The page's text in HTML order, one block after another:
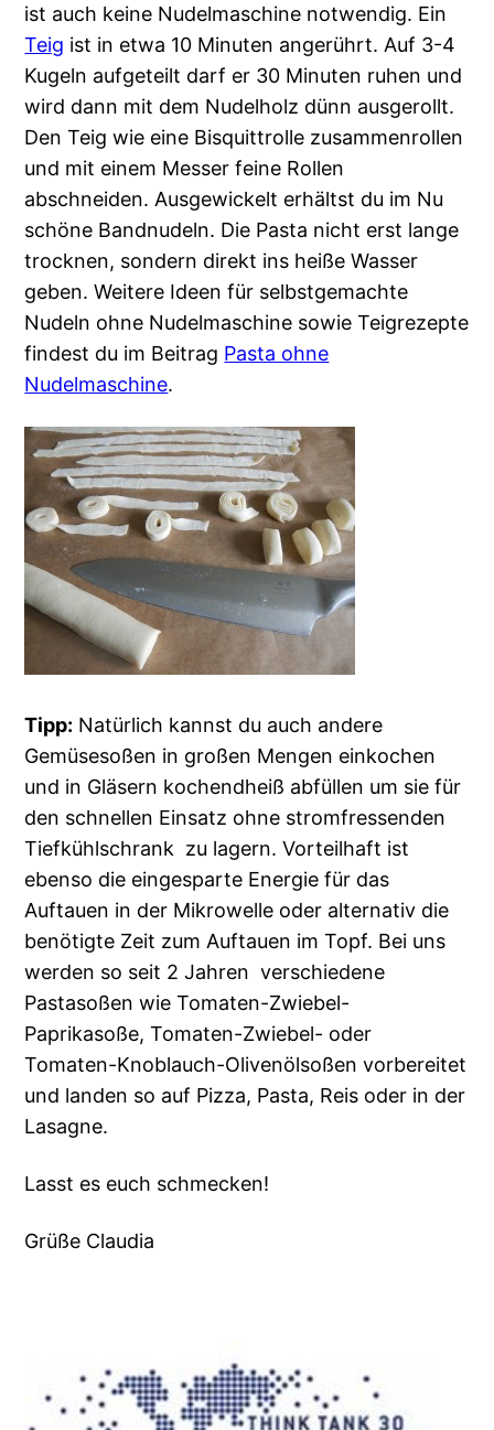
ist auch keine Nudelmaschine notwendig. Ein
Teig ist in etwa 10 Minuten angerührt. Auf 3-4
Kugeln aufgeteilt darf er 30 Minuten ruhen und
wird dann mit dem Nudelholz dünn ausgerollt.
Den Teig wie eine Bisquittrolle zusammenrollen
und mit einem Messer feine Rollen
abschneiden. Ausgewickelt erhältst du im Nu
schöne Bandnudeln. Die Pasta nicht erst lange
trocknen, sondern direkt ins heiße Wasser
geben. Weitere Ideen für selbstgemachte
Nudeln ohne Nudelmaschine sowie Teigrezepte
findest du im Beitrag Pasta ohne
Nudelmaschine.
Tipp: Natürlich kannst du auch andere
Gemüsesoßen in großen Mengen einkochen
und in Gläsern kochendheiß abfüllen um sie für
den schnellen Einsatz ohne stromfressenden
Tiefkühlschrank zu lagern. Vorteilhaft ist
ebenso die eingesparte Energie für das
Auftauen in der Mikrowelle oder alternativ die
benötigte Zeit zum Auftauen im Topf. Bei uns
werden so seit 2 Jahren verschiedene
Pastasoßen wie Tomaten-Zwiebel-
Paprikasoße, Tomaten-Zwiebel- oder
Tomaten-Knoblauch-Olivenölsoßen vorbereitet
und landen so auf Pizza, Pasta, Reis oder in der
Lasagne.
Lasst es euch schmecken!
Grüße Claudia